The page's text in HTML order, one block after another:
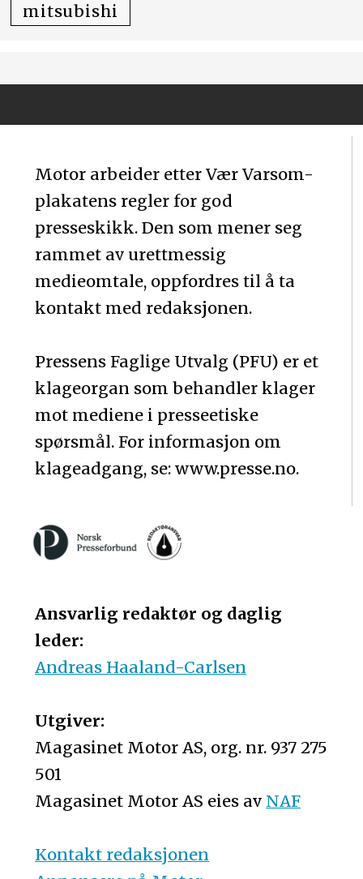
mitsubishi
Motor arbeider etter Vær Varsom-
plakatens regler for god
presseskikk. Den som mener seg
rammet av urettmessig
medieomtale, oppfordres til å ta
kontakt med redaksjonen.
Pressens Faglige Utvalg (PFU) er et
klageorgan som behandler klager
mot mediene i presseetiske
spørsmål. For informasjon om
klageadgang, se: www.presse.no.
Ansvarlig redaktør og daglig
leder:
Andreas Haaland-Carlsen
Utgiver:
Magasinet Motor AS, org. nr. 937 275
501
Magasinet Motor AS eies av NAF
Kontakt redaksjonen